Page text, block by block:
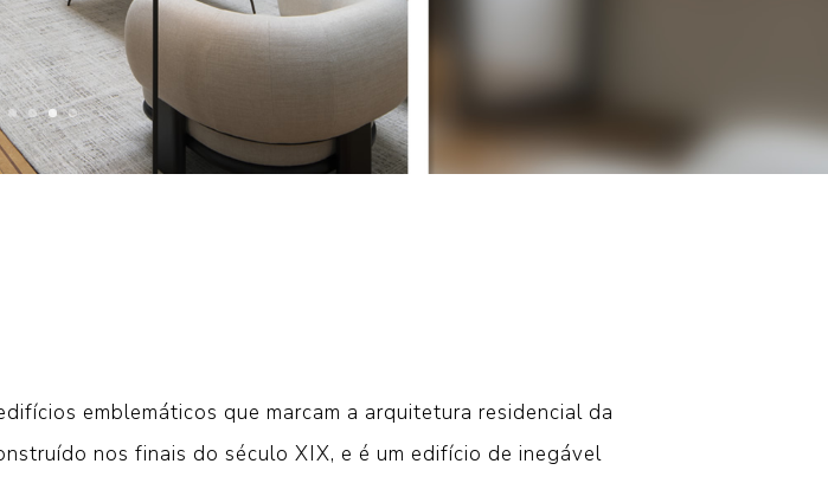
emblemáticos que marcam a arquitetura residencial da
nos finais do século XIX, e é um edifício de inegável